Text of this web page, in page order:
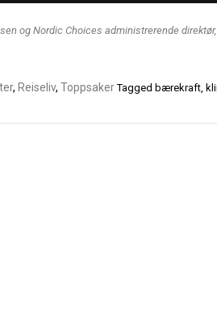
og Nordic Choices administrerende
, Reiseliv, Toppsaker Tagged bærekraft